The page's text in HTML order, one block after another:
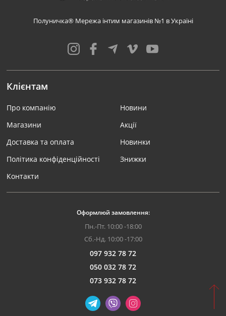
Полуничка® Мережа інтим магазинів №1 в Україні
Клієнтам
Про компанію
Магазини
Доставка та оплата
Політика конфіденційності
Контакти
Новини
Акції
Новинки
Знижки
Оформлюй замовлення:
Пн.-Пт. 10:00 -18:00
Сб.-Нд. 10:00 -17:00
097 932 78 72
050 032 78 72
073 932 78 72